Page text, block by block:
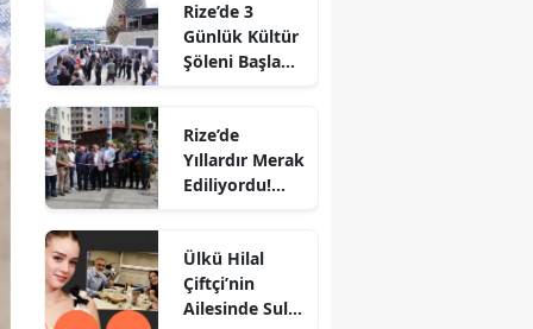
Rize’de 3
Günlük Kültür
Şöleni Başladı!
Ziyaretçilerini
Bekliyor
Rize’de
Yıllardır Merak
Ediliyordu!
Petrol İçin
Dikkat Çeken
Gelişme
Ülkü Hilal
Çiftçi’nin
Ailesinde Sular